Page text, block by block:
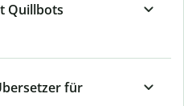
Quillbots
für